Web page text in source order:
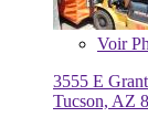
Voir
3555 E
Tucson, AZ